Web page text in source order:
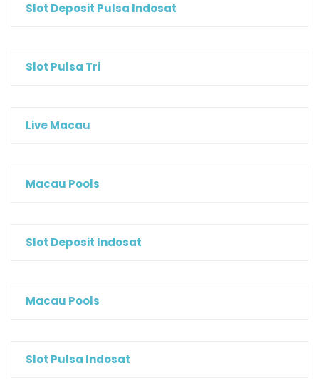
Slot Deposit Pulsa Indosat
Slot Pulsa Tri
Live Macau
Macau Pools
Slot Deposit Indosat
Macau Pools
Slot Pulsa Indosat